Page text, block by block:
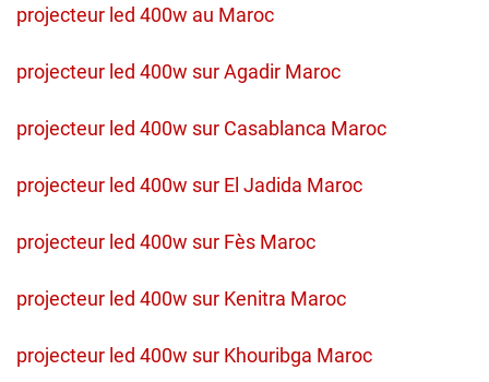
projecteur led 400w au Maroc
projecteur led 400w sur Agadir Maroc
projecteur led 400w sur Casablanca Maroc
projecteur led 400w sur El Jadida Maroc
projecteur led 400w sur Fès Maroc
projecteur led 400w sur Kenitra Maroc
projecteur led 400w sur Khouribga Maroc